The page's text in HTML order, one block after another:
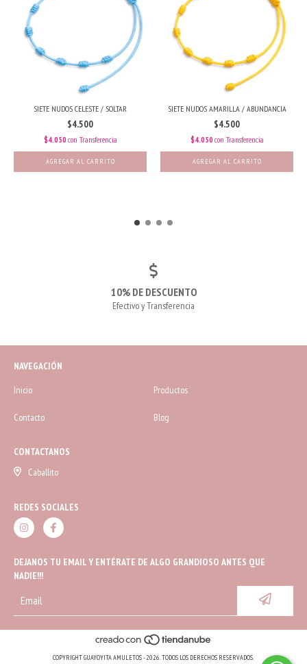
SIETE NUDOS CELESTE / SOLTAR
$4.500
$4.050con Transferencia
SIETE NUDOS AMARILLA / ABUNDANCIA
$4.500
$4.050con Transferencia
10% DE DESCUENTO
Efectivo y Transferencia
NAVEGACIÓN
Inicio
Productos
Contacto Blog
CONTACTANOS
Caballito
REDES SOCIALES
DEJANOS TU EMAIL Y ENTÉRATE DE ALGO GRANDIOSO ANTES QUE
NADIE!!!
COPYRIGHT GUAYOYITA AMULETOS - 2026. TODOS LOS DERECHOS RESERVADOS.